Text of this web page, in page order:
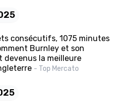
consécutifs, 1075 minutes
Burnley et son
devenus la meilleure
- Top Mercato